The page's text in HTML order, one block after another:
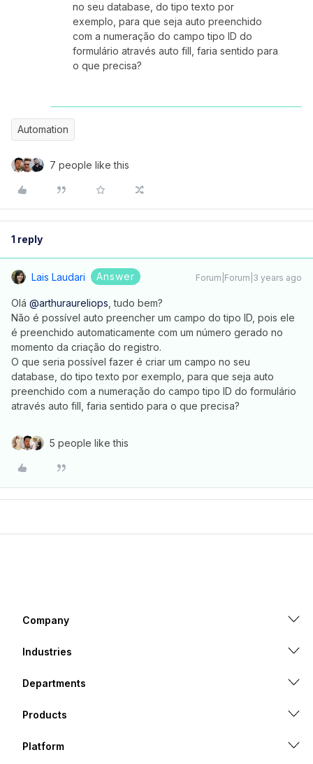
no seu database, do tipo texto por
exemplo, para que seja auto preenchido
com a numeração do campo tipo ID do
formulário através auto fill, faria sentido para
o que precisa?
Automation
7 people like this
1 reply
Lais Laudari Answer Forum|Forum|3 years ago
Olá @arthuraureliops , tudo bem?
Não é possível auto preencher um campo do tipo ID, pois ele
é preenchido automaticamente com um número gerado no
momento da criação do registro.
O que seria possível fazer é criar um campo no seu
database, do tipo texto por exemplo, para que seja auto
preenchido com a numeração do campo tipo ID do formulário
através auto fill, faria sentido para o que precisa?
5 people like this
Company
Industries
Departments
Products
Platform